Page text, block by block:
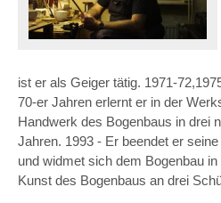
ist er als Geiger tätig. 1971-
70-er Jahren erlernt er in der
Handwerk des Bogenbaus in drei
Jahren. 1993 - Er beendet er
und widmet sich dem Bogenbau
Kunst des Bogenbaus an drei